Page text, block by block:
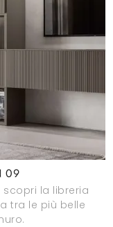
09
scopri la libreria
tra le più belle